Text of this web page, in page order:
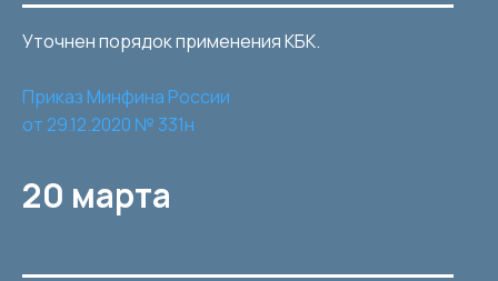
Уточнен порядок применения КБК.
Приказ Минфина России
от 29.12.2020 № 331н
20 марта